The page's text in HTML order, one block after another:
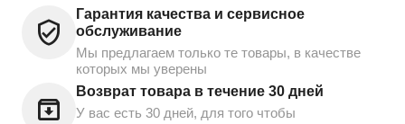
Гарантия качества и сервисное
обслуживание
Мы предлагаем только те товары, в качестве
которых мы уверены
Возврат товара в течение 30 дней
У вас есть 30 дней, для того чтобы